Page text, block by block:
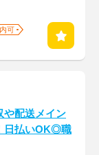
可
や配送メイン
日払いOK◎職